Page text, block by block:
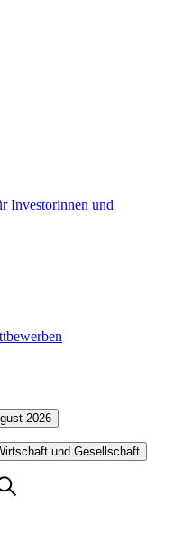
Investorinnen und
2026
und Gesellschaft